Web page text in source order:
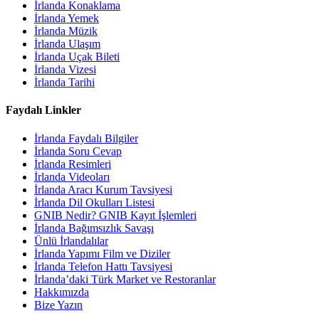
İrlanda Konaklama
İrlanda Yemek
İrlanda Müzik
İrlanda Ulaşım
İrlanda Uçak Bileti
İrlanda Vizesi
İrlanda Tarihi
Faydalı Linkler
İrlanda Faydalı Bilgiler
İrlanda Soru Cevap
İrlanda Resimleri
İrlanda Videoları
İrlanda Aracı Kurum Tavsiyesi
İrlanda Dil Okulları Listesi
GNIB Nedir? GNIB Kayıt İşlemleri
İrlanda Bağımsızlık Savaşı
Ünlü İrlandalılar
İrlanda Yapımı Film ve Diziler
İrlanda Telefon Hattı Tavsiyesi
İrlanda’daki Türk Market ve Restoranlar
Hakkımızda
Bize Yazın